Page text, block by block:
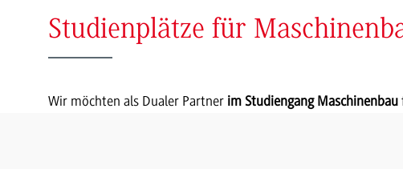
Studienplätze für
Wir möchten als Dualer Partner im Studiengang Maschinenbau